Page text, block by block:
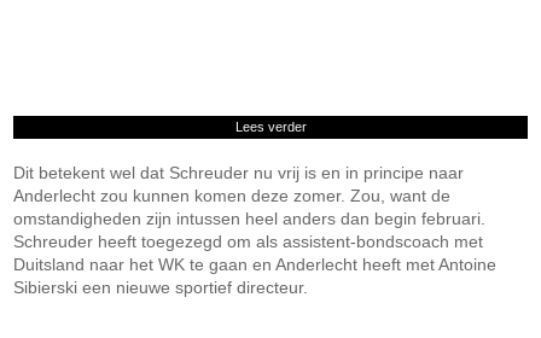
Lees verder
Dit betekent wel dat Schreuder nu vrij is en in principe naar
Anderlecht zou kunnen komen deze zomer. Zou, want de
omstandigheden zijn intussen heel anders dan begin februari.
Schreuder heeft toegezegd om als assistent-bondscoach met
Duitsland naar het WK te gaan en Anderlecht heeft met Antoine
Sibierski een nieuwe sportief directeur.